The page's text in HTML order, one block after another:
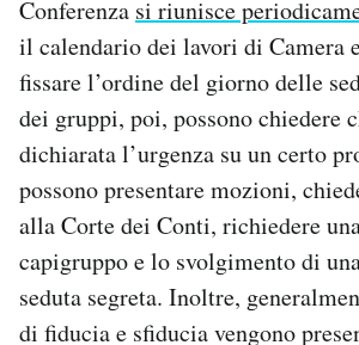
Conferenza si riunisce
il calendario dei lavori di Camera
fissare l’ordine del giorno delle
dei gruppi, poi, possono chiedere
dichiarata l’urgenza su un certo
possono presentare mozioni,
alla Corte dei Conti, richiedere
capigruppo e lo svolgimento di
seduta segreta. Inoltre,
di fiducia e sfiducia vengono